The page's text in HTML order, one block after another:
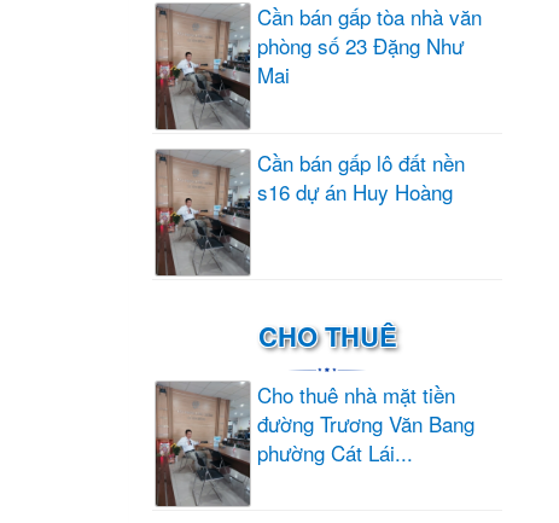
Cần bán gấp tòa nhà văn
phòng số 23 Đặng Như
Mai
Cần bán gấp lô đất nền
s16 dự án Huy Hoàng
CHO THUÊ
Cho thuê nhà mặt tiền
đường Trương Văn Bang
phường Cát Lái...